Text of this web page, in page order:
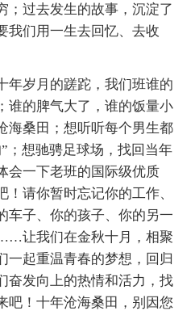
；过去发生的故事，沉淀了
我们用一生去回忆、去收
年岁月的蹉跎，我们班谁的
谁的脾气大了，谁的饭量小
海桑田；想听听每个男生都
；想驰骋足球场，找回当年
会一下老班的国际级优质
请你暂时忘记你的工作、
车子、你的孩子、你的另一
让我们在金秋十月，相聚
一起重温青春的梦想，回归
奋发向上的热情和活力，找
吧！十年沧海桑田，别因您